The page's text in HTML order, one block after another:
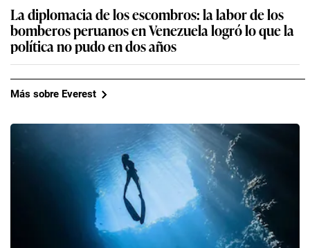
La diplomacia de los escombros: la labor de los
bomberos peruanos en Venezuela logró lo que la
política no pudo en dos años
Más sobre Everest